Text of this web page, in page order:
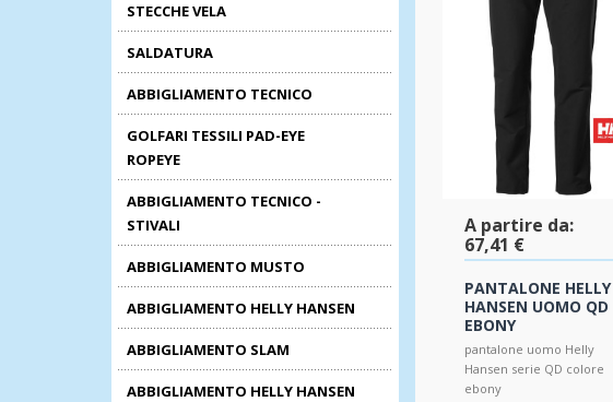
A partire da:
67,41 €
PANTALONE HELLY
HANSEN UOMO QD
EBONY
pantalone uomo Helly
Hansen serie QD colore
ebony
STECCHE VELA
SALDATURA
ABBIGLIAMENTO TECNICO
GOLFARI TESSILI PAD-EYE
ROPEYE
ABBIGLIAMENTO TECNICO -
STIVALI
ABBIGLIAMENTO MUSTO
ABBIGLIAMENTO HELLY HANSEN
ABBIGLIAMENTO SLAM
ABBIGLIAMENTO HELLY HANSEN